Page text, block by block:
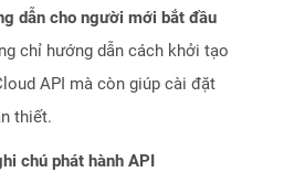
dẫn cho người mới bắt đầu
chỉ hướng dẫn cách khởi tạo
API mà còn giúp cài đặt
thiết.
chú phát hành API